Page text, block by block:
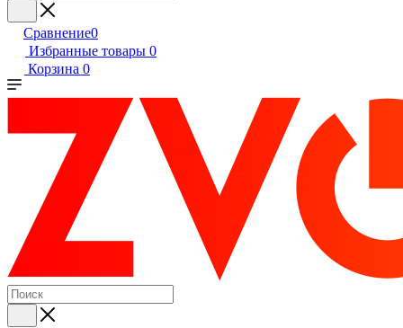
Сравнение0
Избранные товары 0
Корзина 0